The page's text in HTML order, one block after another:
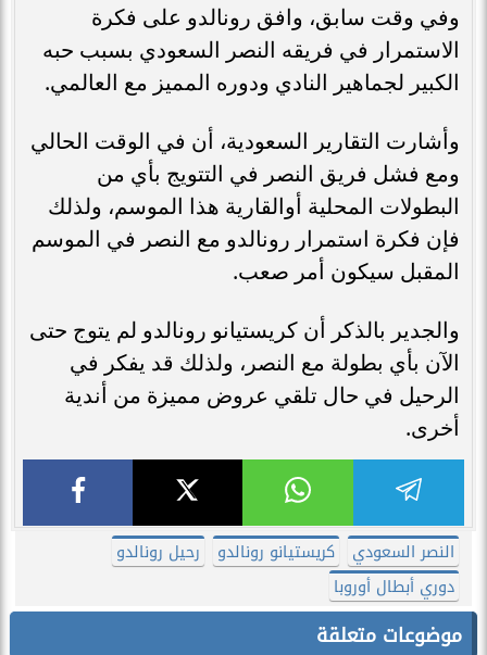
وفي وقت سابق، وافق رونالدو على فكرة
الاستمرار في فريقه النصر السعودي بسبب حبه
الكبير لجماهير النادي ودوره المميز مع العالمي.
وأشارت التقارير السعودية، أن في الوقت الحالي
ومع فشل فريق النصر في التتويج بأي من
البطولات المحلية أوالقارية هذا الموسم، ولذلك
فإن فكرة استمرار رونالدو مع النصر في الموسم
المقبل سيكون أمر صعب.
والجدير بالذكر أن كريستيانو رونالدو لم يتوج حتى
الآن بأي بطولة مع النصر، ولذلك قد يفكر في
الرحيل في حال تلقي عروض مميزة من أندية
أخرى.
النصر السعودي كريستيانو رونالدو
رحيل رونالدو
دوري أبطال أوروبا
موضوعات متعلقة